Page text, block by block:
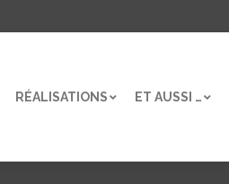
RÉALISATIONS ET AUSSI …